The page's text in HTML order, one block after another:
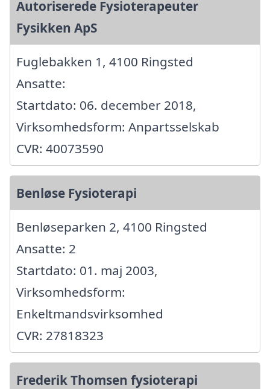
Autoriserede Fysioterapeuter
Fysikken ApS
Fuglebakken 1, 4100 Ringsted
Ansatte:
Startdato: 06. december 2018,
Virksomhedsform: Anpartsselskab
CVR: 40073590
Benløse Fysioterapi
Benløseparken 2, 4100 Ringsted
Ansatte: 2
Startdato: 01. maj 2003,
Virksomhedsform:
Enkeltmandsvirksomhed
CVR: 27818323
Frederik Thomsen fysioterapi